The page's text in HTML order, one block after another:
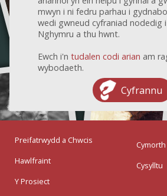
mwyn i ni fedru parhau i
wedi gwneud cyfraniad nodedig
Nghymru a thu hwnt.
Ewch i'n tudalen codi arian am
wybodaeth.
Cyfrannu
Preifatrwydd a Chwcis
Hawlfraint
Y Prosiect
Cymorth
Cysylltu